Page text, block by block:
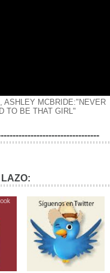
ASHLEY MCBRIDE:"NEVER
TO BE THAT GIRL"